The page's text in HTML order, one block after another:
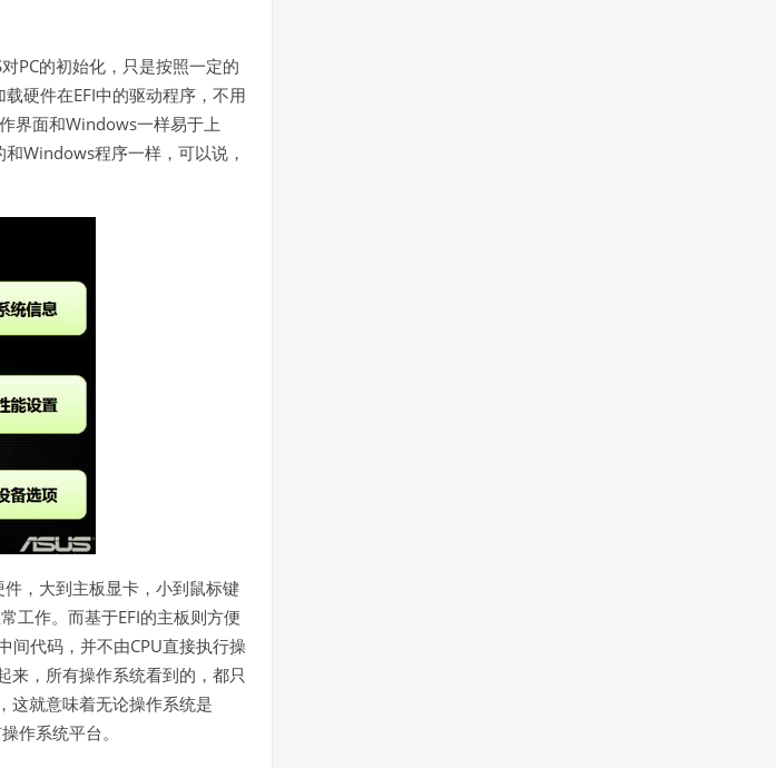
对PC的初始化，只是按照一定的
载硬件在EFI中的驱动程序，不用
界面和Windows一样易于上
和Windows程序一样，可以说，
件，大到主板显卡，小到鼠标键
工作。而基于EFI的主板则方便
间代码，并不由CPU直接执行操
来，所有操作系统看到的，都只
这就意味着无论操作系统是
作系统平台。